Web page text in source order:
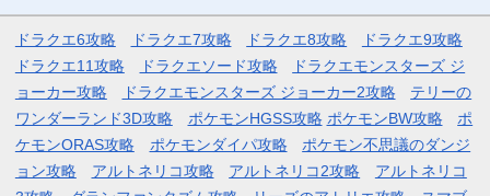
ドラクエ6攻略 ドラクエ7攻略 ドラクエ8攻略
ドラクエ9攻略
ドラクエ11攻略
ドラクエソード攻略
ドラクエモンスターズ ジ
ョーカー攻略
ドラクエモンスターズ ジョーカー2攻略
テリーの
ワンダーランド3D攻略
ポケモンHGSS攻略 ポケモンBW攻略
ポ
ケモンORAS攻略
ポケモンダイパ攻略
ポケモン不思議のダンジ
ョン攻略
アルトネリコ攻略 アルトネリコ2攻略
アルトネリコ